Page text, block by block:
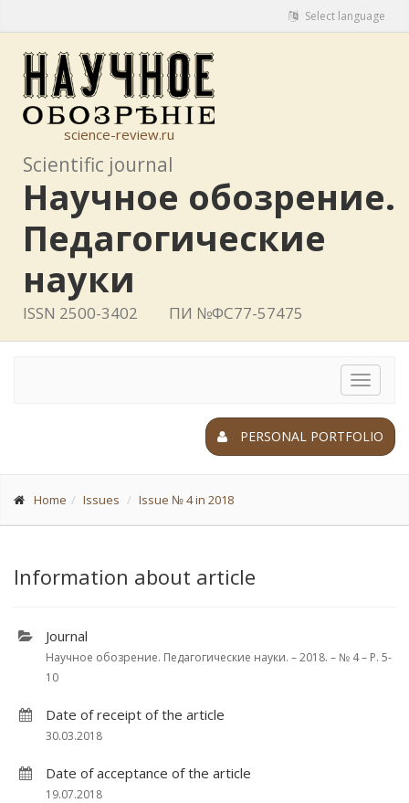
Select language
science-review.ru
Scientific journal
Научное обозрение.
Педагогические
науки
ISSN 2500-3402 ПИ №ФС77-57475
Toggle
PERSONAL PORTFOLIO
Home Issues Issue № 4 in 2018
Information about article
Journal
Научное обозрение. Педагогические науки. – 2018. – № 4 – P. 5-
10
Date of receipt of the article
30.03.2018
Date of acceptance of the article
19.07.2018